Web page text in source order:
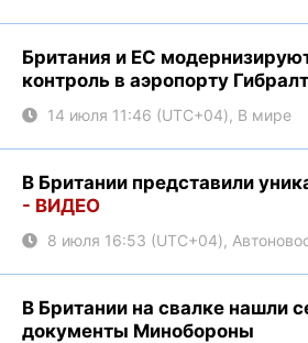
Британия и ЕС
контроль в аэропорту
14 июля 11:46 (UTC+04), В мире
В Британии представили
- ВИДЕО
8 июля 16:53 (UTC+04),
В Британии на свалке нашли
документы Минобороны